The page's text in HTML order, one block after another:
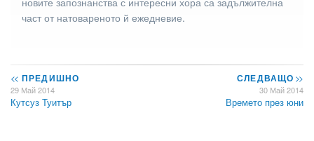
част от натовареното й ежедневие.
<< ПРЕДИШНО
29 Май 2014
Кутсуз Туитър
СЛЕДВАЩО>>
30 Май 2014
Времето през юни